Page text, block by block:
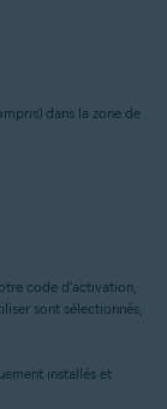
dans la zone de
code d'activation,
sont sélectionnés,
installés et